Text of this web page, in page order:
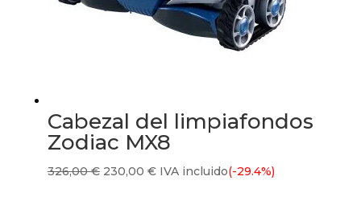
Cabezal del limpiafondos
Zodiac MX8
326,00€ El
230,00 €ElIVA incluido(-29.4%)